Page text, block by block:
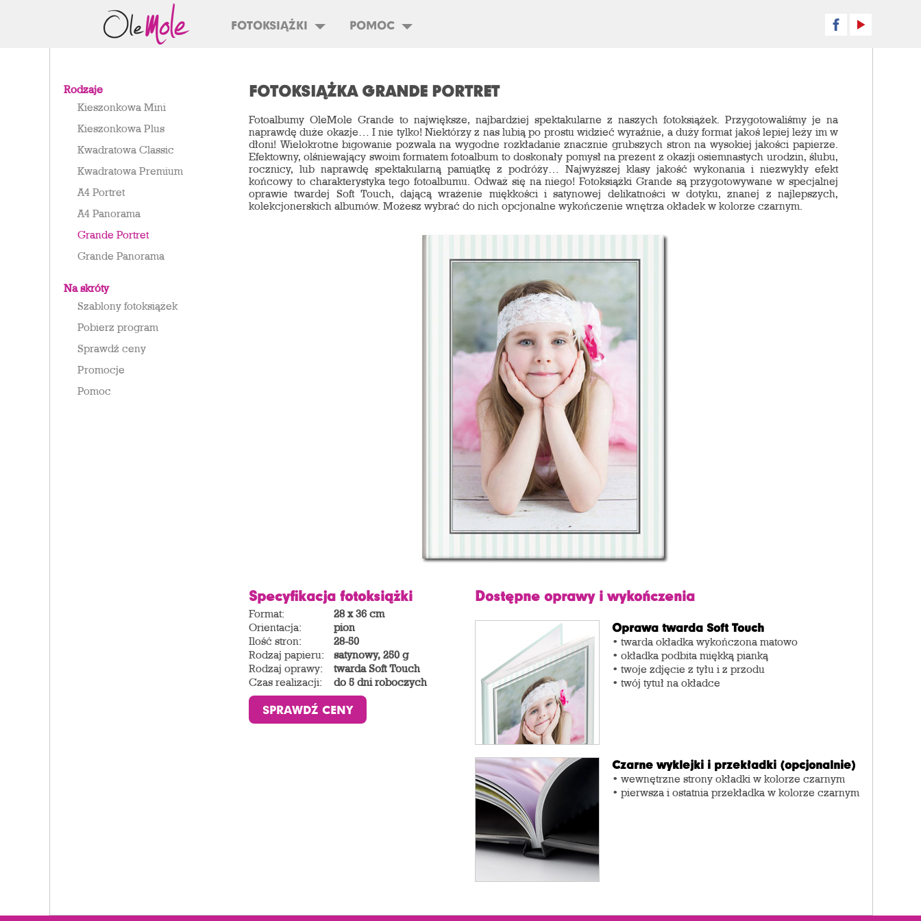
FOTOKSIĄŻKI POMOC
Rodzaje
Kieszonkowa Mini
Kieszonkowa Plus
Kwadratowa Classic
Kwadratowa Premium
A4 Portret
A4 Panorama
Grande Portret
Grande Panorama
Na skróty
Szablony fotoksiążek
Pobierz program
Sprawdź ceny
Promocje
Pomoc
FOTOKSIĄŻKA GRANDE PORTRET
Fotoalbumy OleMole Grande to największe, najbardziej spektakularne z naszych fotoksiążek. Przygotowaliśmy je na
naprawdę duże okazje… I nie tylko! Niektórzy z nas lubią po prostu widzieć wyraźnie, a duży format jakoś lepiej leży im w
dłoni! Wielokrotne bigowanie pozwala na wygodne rozkładanie znacznie grubszych stron na wysokiej jakości papierze.
Efektowny, olśniewający swoim formatem fotoalbum to doskonały pomysł na prezent z okazji osiemnastych urodzin, ślubu,
rocznicy, lub naprawdę spektakularną pamiątkę z podróży… Najwyższej klasy jakość wykonania i niezwykły efekt
końcowy to charakterystyka tego fotoalbumu. Odważ się na niego! Fotoksiążki Grande są przygotowywane w specjalnej
oprawie twardej Soft Touch, dającą wrażenie miękkości i satynowej delikatności w dotyku, znanej z najlepszych,
kolekcjonerskich albumów. Możesz wybrać do nich opcjonalne wykończenie wnętrza okładek w kolorze czarnym.
Specyfikacja fotoksiążki
Format:
28 x 36 cm
Orientacja:
pion
Ilość stron:
28-50
Rodzaj papieru:
satynowy, 250 g
Rodzaj oprawy:
twarda Soft Touch
Czas realizacji:
do 5 dni roboczych
SPRAWDŹ CENY
Dostępne oprawy i wykończenia
Oprawa twarda Soft Touch
• twarda okładka wykończona matowo
• okładka podbita miękką pianką
• twoje zdjęcie z tyłu i z przodu
• twój tytuł na okładce
Czarne wyklejki i przekładki (opcjonalnie)
• wewnętrzne strony okładki w kolorze czarnym
• pierwsza i ostatnia przekładka w kolorze czarnym